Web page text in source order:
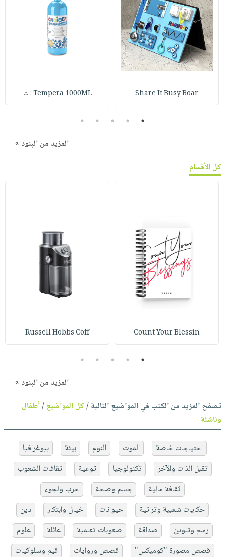
Share It Busy Boar Tempera 1000ML : ت
1
2
3
4
5
المزيد من البنود »
كل الأقسام
Count Your Blessin
Russell Hobbs Coff
1
2
3
4
5
المزيد من البنود »
تصفح المزيد من الكتب في المواضيع التالية /كل المواضيع/أطفال
وناشئة
احتياجات خاصة الموت النوم بيئة
بيوغرافيا
تقبل الذات والآخر
تكنولوجيا توعية
ثقافات الشعوب
ثقافة مالية
جسم وصحة
حرب ولجوء
حكايات شعبية وتراثية
حيوانات خيال وابتكار
دين
رسم وتلوين
صداقة صعوبات تعلمية عائلة
علوم
قصص مصورة "كوميكس"
قصص وروايات
قيم وسلوكيات